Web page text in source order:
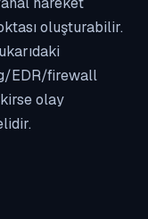
oluşturabilir.
EDR/firewall
olay